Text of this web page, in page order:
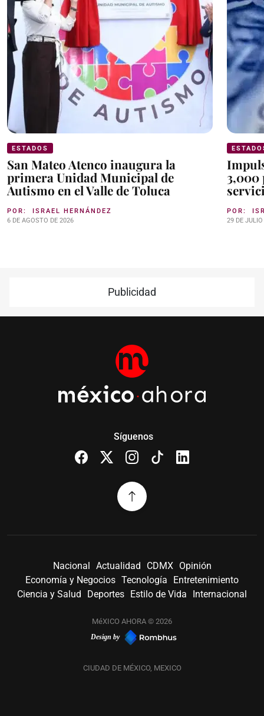
ESTADOS
San Mateo Atenco inaugura la
primera Unidad Municipal de
Autismo en el Valle de Toluca
POR: ISRAEL HERNÁNDEZ
6 DE AGOSTO DE 2026
3,000
POR:
29 DE
Publicidad
Síguenos
Nacional Actualidad CDMX
Opinión
Economía y Negocios Tecnología
Entretenimiento
Ciencia y Salud
Deportes Estilo de Vida Internacional
MéXICO AHORA © 2026
Design by
CIUDAD DE MÉXICO, MEXICO